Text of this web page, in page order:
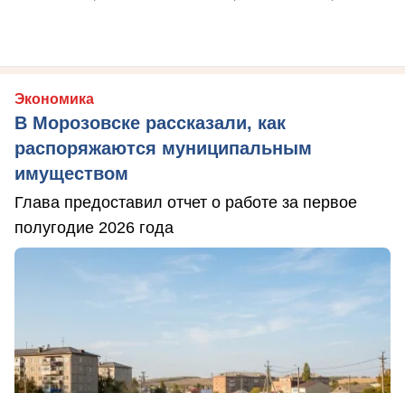
Экономика
В Морозовске рассказали, как
распоряжаются муниципальным
имуществом
Глава предоставил отчет о работе за первое
полугодие 2026 года